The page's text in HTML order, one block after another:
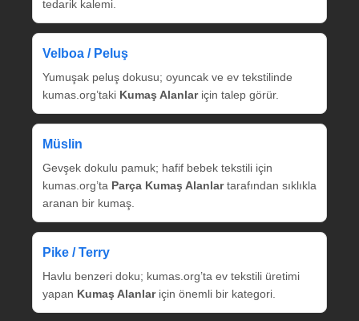
tedarik kalemi.
Velboa / Peluş
Yumuşak peluş dokusu; oyuncak ve ev tekstilinde
kumas.org’taki Kumaş Alanlariçin talep görür.
Müslin
Gevşek dokulu pamuk; hafif bebek tekstili için
kumas.org’ta Parça Kumaş Alanlartarafından sıklıkla
aranan bir kumaş.
Pike / Terry
Havlu benzeri doku; kumas.org’ta ev tekstili üretimi
yapan Kumaş Alanlariçin önemli bir kategori.